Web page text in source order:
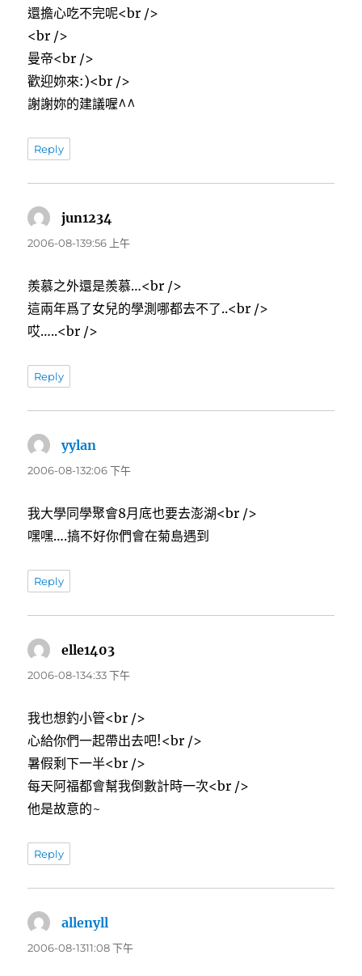
還擔心吃不完呢<br />
<br />
曼帝<br />
歡迎妳來:)<br />
謝謝妳的建議喔^^
Reply
jun1234
示:
2006-08-139:56 上午
羨慕之外還是羨慕…<br />
這兩年爲了女兒的學測哪都去不了..<br />
哎…..<br />
Reply
yylan
示:
2006-08-132:06 下午
我大學同學聚會8月底也要去澎湖<br />
嘿嘿….搞不好你們會在菊島遇到
Reply
elle1403
示:
2006-08-134:33 下午
我也想釣小管<br />
心給你們一起帶出去吧!<br />
暑假剩下一半<br />
每天阿福都會幫我倒數計時一次<br />
他是故意的~
Reply
allenyll
示:
2006-08-1311:08 下午